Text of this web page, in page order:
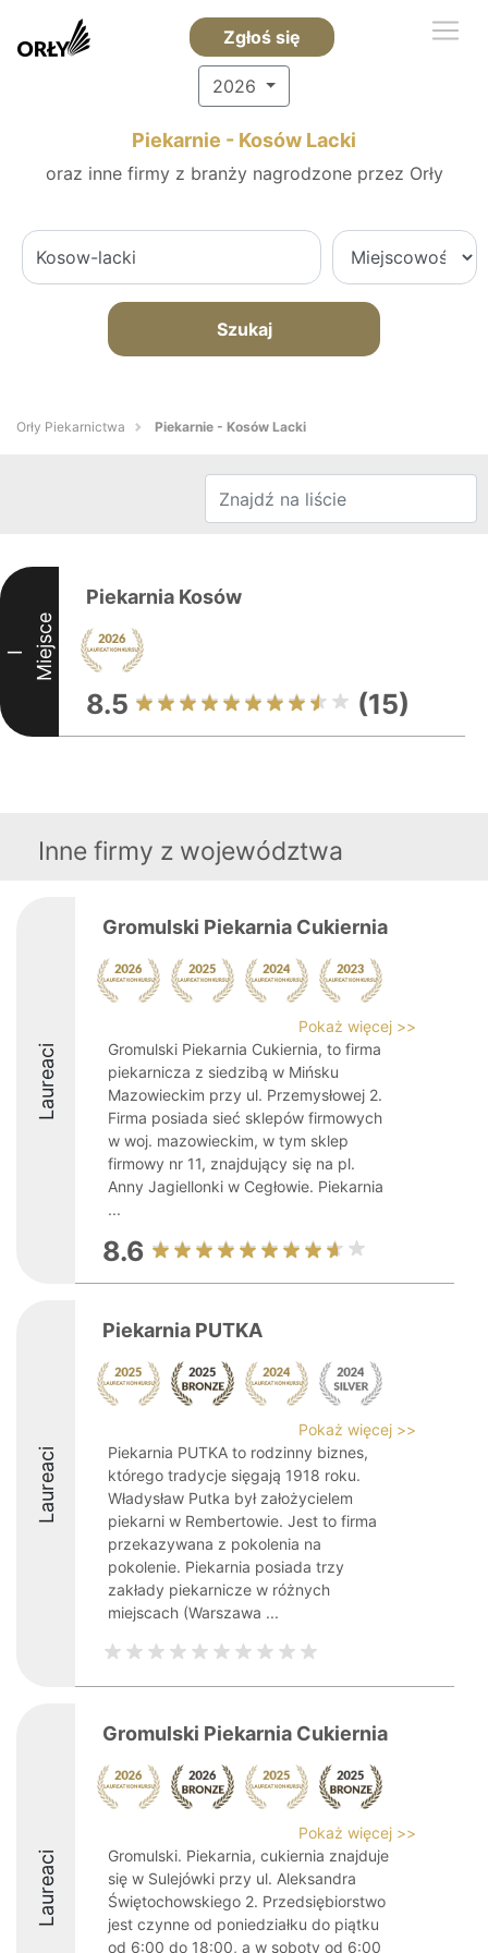
Zgłoś się
2026
Piekarnie - Kosów Lacki
oraz inne firmy z branży nagrodzone przez Orły
Szukaj
Orły Piekarnictwa Piekarnie - Kosów Lacki
I Miejsce
Piekarnia Kosów
8.5 (15)
Inne firmy z województwa
Laureaci
Gromulski Piekarnia Cukiernia
Pokaż więcej >>
Gromulski Piekarnia Cukiernia, to firma
piekarnicza z siedzibą w Mińsku
Mazowieckim przy ul. Przemysłowej 2.
Firma posiada sieć sklepów firmowych
w woj. mazowieckim, w tym sklep
firmowy nr 11, znajdujący się na pl.
Anny Jagiellonki w Cegłowie. Piekarnia
...
8.6
Laureaci
Piekarnia PUTKA
Pokaż więcej >>
Piekarnia PUTKA to rodzinny biznes,
którego tradycje sięgają 1918 roku.
Władysław Putka był założycielem
piekarni w Rembertowie. Jest to firma
przekazywana z pokolenia na
pokolenie. Piekarnia posiada trzy
zakłady piekarnicze w różnych
miejscach (Warszawa ...
Laureaci
Gromulski Piekarnia Cukiernia
Pokaż więcej >>
Gromulski. Piekarnia, cukiernia znajduje
się w Sulejówki przy ul. Aleksandra
Świętochowskiego 2. Przedsiębiorstwo
jest czynne od poniedziałku do piątku
od 6:00 do 18:00, a w soboty od 6:00